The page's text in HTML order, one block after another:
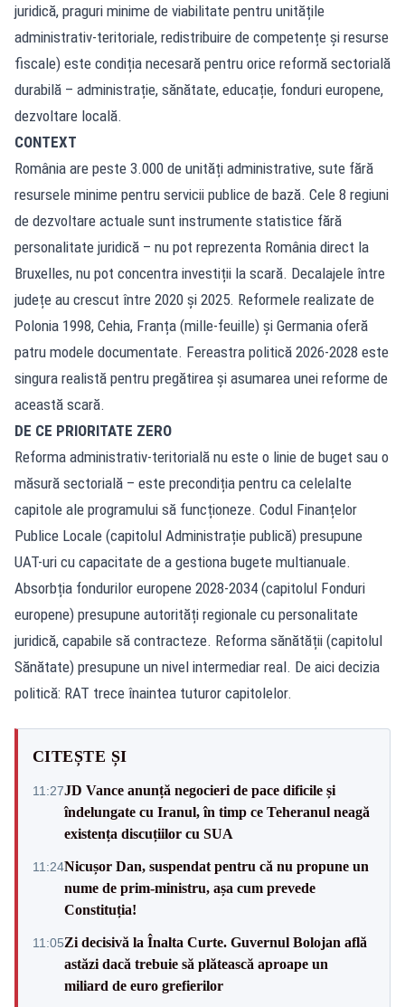
juridică, praguri minime de viabilitate pentru unitățile
administrativ-teritoriale, redistribuire de competențe și resurse
fiscale) este condiția necesară pentru orice reformă sectorială
durabilă – administrație, sănătate, educație, fonduri europene,
dezvoltare locală.
CONTEXT
România are peste 3.000 de unități administrative, sute fără
resursele minime pentru servicii publice de bază. Cele 8 regiuni
de dezvoltare actuale sunt instrumente statistice fără
personalitate juridică – nu pot reprezenta România direct la
Bruxelles, nu pot concentra investiții la scară. Decalajele între
județe au crescut între 2020 și 2025. Reformele realizate de
Polonia 1998, Cehia, Franța (mille-feuille) și Germania oferă
patru modele documentate. Fereastra politică 2026-2028 este
singura realistă pentru pregătirea și asumarea unei reforme de
această scară.
DE CE PRIORITATE ZERO
Reforma administrativ-teritorială nu este o linie de buget sau o
măsură sectorială – este precondiția pentru ca celelalte
capitole ale programului să funcționeze. Codul Finanțelor
Publice Locale (capitolul Administrație publică) presupune
UAT-uri cu capacitate de a gestiona bugete multianuale.
Absorbția fondurilor europene 2028-2034 (capitolul Fonduri
europene) presupune autorități regionale cu personalitate
juridică, capabile să contracteze. Reforma sănătății (capitolul
Sănătate) presupune un nivel intermediar real. De aici decizia
politică: RAT trece înaintea tuturor capitolelor.
CITEȘTE ȘI
11:27JD Vance anunță negocieri de pace dificile și
îndelungate cu Iranul, în timp ce Teheranul neagă
existența discuțiilor cu SUA
11:24Nicușor Dan, suspendat pentru că nu propune un
nume de prim-ministru, așa cum prevede
Constituția!
11:05Zi decisivă la Înalta Curte. Guvernul Bolojan află
astăzi dacă trebuie să plătească aproape un
miliard de euro grefierilor